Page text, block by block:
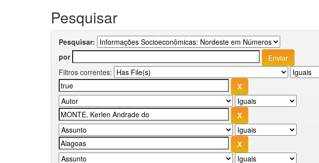
Pesquisar
Pesquisar:
por
Filtros correntes: